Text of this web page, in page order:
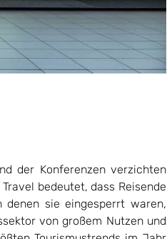
der Konferenzen verzichten
bedeutet, dass Reisende
sie eingesperrt waren,
von großem Nutzen und